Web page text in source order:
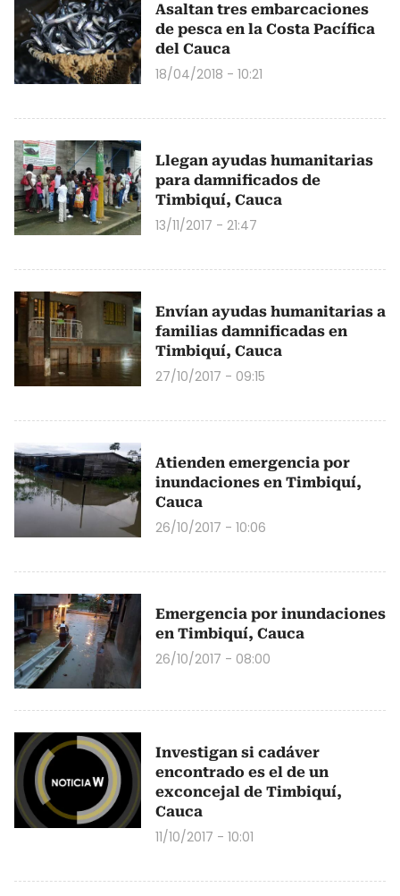
Asaltan tres embarcaciones
de pesca en la Costa Pacífica
del Cauca
18/04/2018 - 10:21
Llegan ayudas humanitarias
para damnificados de
Timbiquí, Cauca
13/11/2017 - 21:47
Envían ayudas humanitarias a
familias damnificadas en
Timbiquí, Cauca
27/10/2017 - 09:15
Atienden emergencia por
inundaciones en Timbiquí,
Cauca
26/10/2017 - 10:06
Emergencia por inundaciones
en Timbiquí, Cauca
26/10/2017 - 08:00
Investigan si cadáver
encontrado es el de un
exconcejal de Timbiquí,
Cauca
11/10/2017 - 10:01